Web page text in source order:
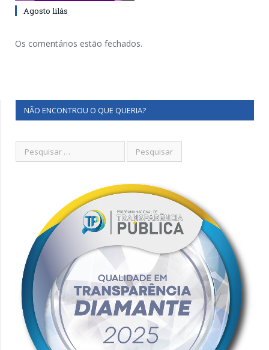
Agosto lilás
Os comentários estão fechados.
NÃO ENCONTROU O QUE QUERIA?